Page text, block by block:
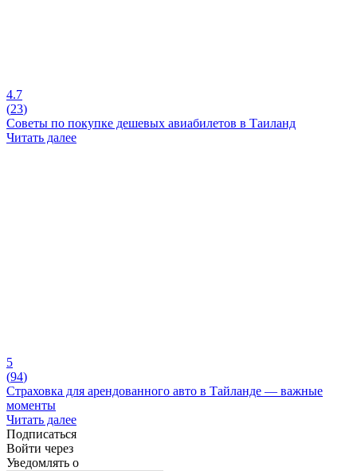
4.7
(23)
Советы по покупке дешевых авиабилетов в Таиланд
Читать далее
5
(94)
Страховка для арендованного авто в Тайланде — важные
моменты
Читать далее
Подписаться
Войти через
Уведомлять о